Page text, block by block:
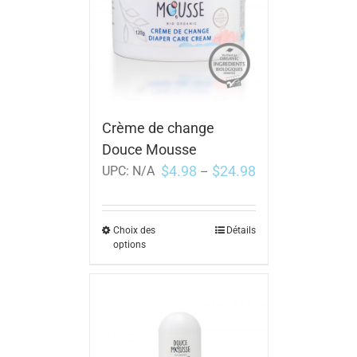
Crème de change
Douce Mousse
UPC: N/A $4.98 – $24.98
Choix des
options
Détails